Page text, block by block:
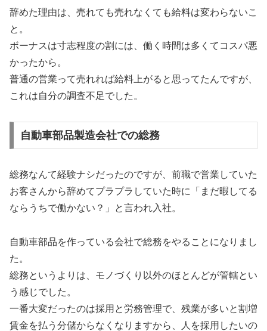
辞めた理由は、売れても売れなくても給料は変わらないこ
と。
ボーナスは寸志程度の割には、働く時間は多くてコスパ悪
かったから。
普通の営業って売れれば給料上がると思ってたんですが、
これは自分の調査不足でした。
自動車部品製造会社での総務
総務なんて経験ナシだったのですが、前職で営業していた
お客さんから辞めてプラプラしていた時に「まだ暇してる
ならうちで働かない？」と言われ入社。
自動車部品を作っている会社で総務をやることになりまし
た。
総務というよりは、モノづくり以外のほとんどが管轄とい
う感じでした。
一番大変だったのは採用と労務管理で、残業が多いと割増
賃金を払う分儲からなくなりますから、人を採用したいの